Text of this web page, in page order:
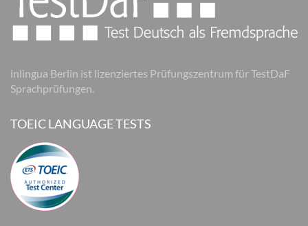
inlingua Berlin ist lizenziertes Prüfungszentrum für TestDaF
Sprachprüfungen.
TOEIC LANGUAGE TESTS